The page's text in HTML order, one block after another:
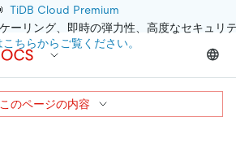
TiDB Cloud Premium
リング、即時の弾力性、高度なセキュリ
こちらからご覧ください。
このページの内容